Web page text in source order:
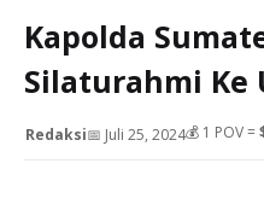
Kapolda
Silaturahmi Ke
Redaksi📅 Juli 25, 2024💰 1 POV =